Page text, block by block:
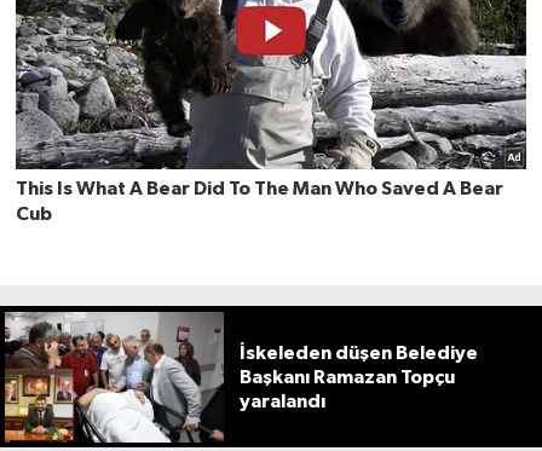
İskeleden düşen Belediye
Başkanı Ramazan Topçu
yaralandı